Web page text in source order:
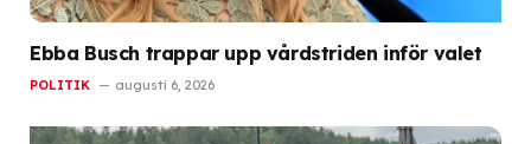
Ebba Busch trappar upp vårdstriden inför valet
POLITIK augusti 6, 2026